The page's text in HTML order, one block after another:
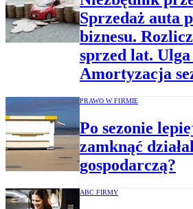
Sprzedaż auta
biznesu.
sprzed lat. Ulga
Amortyzacja
PRAWO W FIRMIE
Po sezonie
zamknąć
gospodarczą?
ABC FIRMY